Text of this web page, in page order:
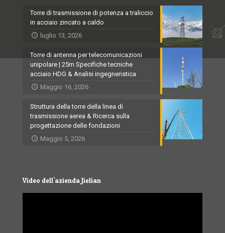
Torre di trasmissione di potenza a traliccio
in acciaio zincato a caldo
luglio 13, 2026
Torre di antenna per telecomunicazioni
unipolare | 25m Specifiche tecniche
acciaio HDG & Analisi ingegneristica
Maggio 16, 2026
Struttura della torre della linea di
trasmissione aerea & Ricerca sulla
progettazione delle fondazioni
Maggio 5, 2026
Video dell'azienda Jielian